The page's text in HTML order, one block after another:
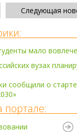
Следующая
мало
вузах
сообщили о
портале: